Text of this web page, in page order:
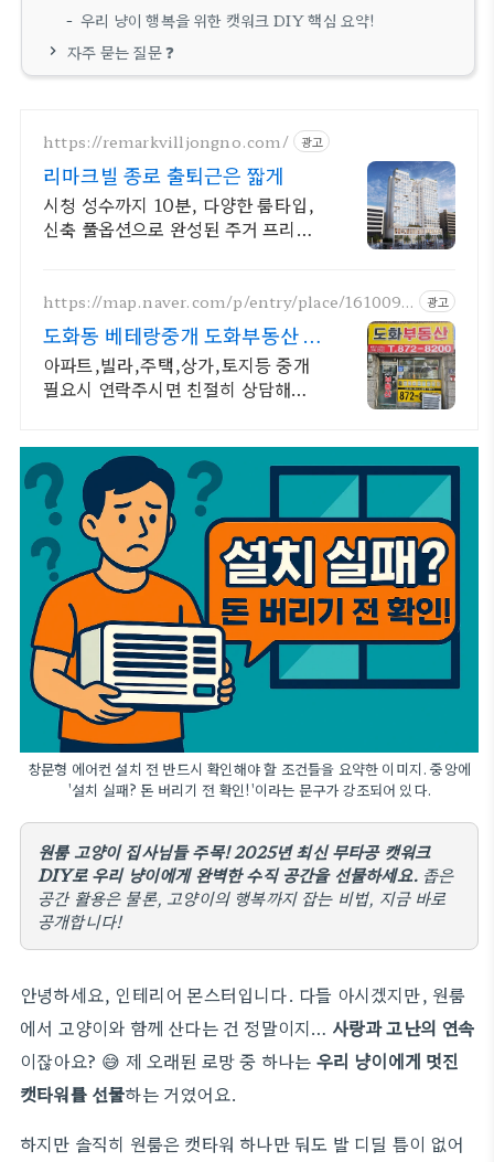
우리 냥이 행복을 위한 캣워크 DIY 핵심 요약!
자주 묻는 질문 ❓
https://remarkvilljongno.com/ 광고
리마크빌 종로 출퇴근은 짧게
시청 성수까지 10분, 다양한 룸타입,
신축 풀옵션으로 완성된 주거 프리미
https://map.naver.com/p/entry/place/1610092
광고
도화동 베테랑중개 도화부동산 도
화동 대표공인중개사
아파트,빌라,주택,상가,토지등 중개
필요시 연락주시면 친절히 상담해드
창문형 에어컨 설치 전 반드시 확인해야 할 조건들을 요약한 이미지. 중앙에
'설치 실패? 돈 버리기 전 확인!'이라는 문구가 강조되어 있다.
원룸 고양이 집사님들 주목! 2025년 최신 무타공 캣워크
DIY로 우리 냥이에게 완벽한 수직 공간을 선물하세요. 좁은
공간 활용은 물론, 고양이의 행복까지 잡는 비법, 지금 바로
공개합니다!
안녕하세요, 인테리어 몬스터입니다. 다들 아시겠지만, 원룸
에서 고양이와 함께 산다는 건 정말이지… 사랑과 고난의 연속
이잖아요? 😅 제 오래된 로망 중 하나는 우리 냥이에게 멋진
캣타워를 선물하는 거였어요.
하지만 솔직히 원룸은 캣타워 하나만 둬도 발 디딜 틈이 없어